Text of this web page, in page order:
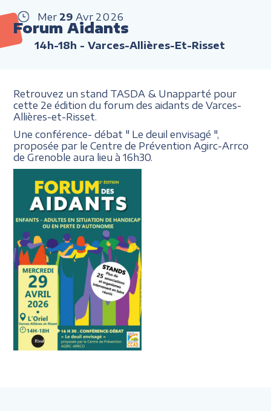
Mer 29 Avr 2026
Forum Aidants
14h-18h - Varces-Allières-Et-Risset
Retrouvez un stand TASDA & Unapparté pour
cette 2e édition du forum des aidants de Varces-
Allières-et-Risset.
Une conférence- débat " Le deuil envisagé ",
proposée par le Centre de Prévention Agirc-Arrco
de Grenoble aura lieu à 16h30.